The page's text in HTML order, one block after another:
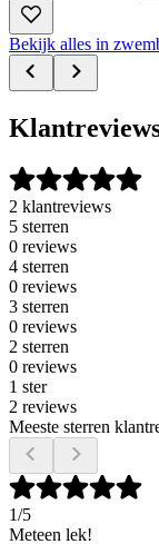
Bekijk alles in
2 klantreviews
5 sterren
0 reviews
4 sterren
0 reviews
3 sterren
0 reviews
2 sterren
0 reviews
1 ster
2 reviews
Meeste sterren
1/5
Meteen lek!